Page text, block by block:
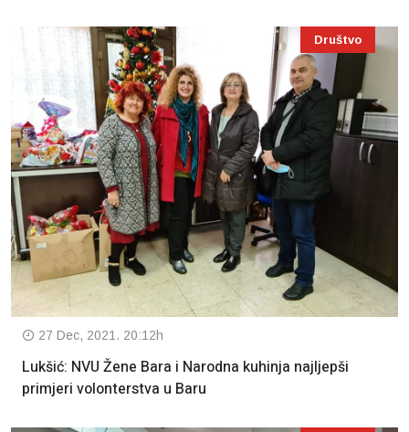
Društvo
27 Dec, 2021. 20:12h
Lukšić: NVU Žene Bara i Narodna kuhinja najljepši
primjeri volonterstva u Baru